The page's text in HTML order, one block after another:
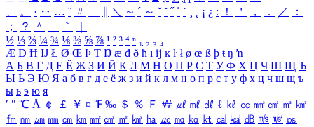
、
。 · ‥ … ¨ 〃 ― ＼ ∼ ´ ～ ˇ ˘ ˝ ˚ ˙ ¸ ¡ ¿ ː ！ ＇ ， ． ／
：
；
？ ＾ ｀
½ ⅓ ⅔ ¼ ¾ ⅛ ⅜ ⅝ ⅞ ¹ ² ³ ⁴ ⁿ ₁ ₂ ₃ ₄
Æ Ð Ħ Ĳ Ł Ø Œ Þ Ŧ Ŋ æ đ ð ħ ı ĳ ĸ ŀ ł ø œ ß þ ŧ ŋ ŉ
А Б В Г Д Е Ё Ж З И Й К Л М Н О П Р С Т У Ф Х Ц Ч Ш Щ Ъ
Ы Ь Э Ю Я а б в г д е ё ж з и й к л м н о п р с т у ф х ц ч ш щ ъ
ы ь э ю я
′ ″ ℃ Å ￠ ￡ ￥ ¤ ℉ ‰ ＄ ％ Ｆ ￦ ㎕ ㎖ ㎗ ℓ ㎘ ㏄ ㎣ ㎤ ㎥ ㎦
㎙ ㎚ ㎛ ㎜ ㎝ ㎞ ㎟ ㎠ ㎡ ㎢ ㏊ ㎍ ㎎ ㎏ ㏏ ㎈ ㎉ ㏈ ㎧ ㎨ ㎰